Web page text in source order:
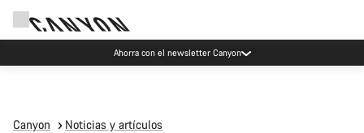
Ahorra con el newsletter Canyon
Canyon Noticias y artículos